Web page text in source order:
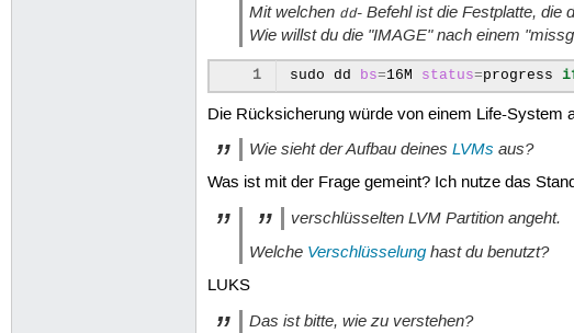
Mit welchen dd- Befehl ist die Festplatte, die
Wie willst du die "IMAGE" nach einem
1 sudo dd bs=16M status=progress
Die Rücksicherung würde von einem Life-System
Wie sieht der Aufbau deines LVMs aus?
Was ist mit der Frage gemeint? Ich nutze das
verschlüsselten LVM Partition angeht.
Welche Verschlüsselunghast du benutzt?
LUKS
Das ist bitte, wie zu verstehen?